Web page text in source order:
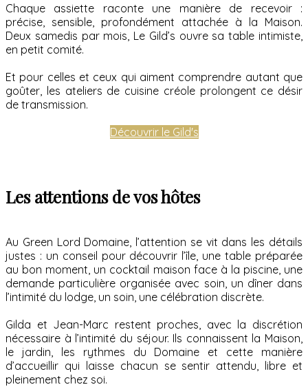
Chaque assiette raconte une manière de recevoir :
précise, sensible, profondément attachée à la Maison.
Deux samedis par mois, Le Gild’s ouvre sa table intimiste,
en petit comité.
Et pour celles et ceux qui aiment comprendre autant que
goûter, les ateliers de cuisine créole prolongent ce désir
de transmission.
Découvrir le Gild's
Les attentions de vos hôtes
Au Green Lord Domaine, l’attention se vit dans les détails
justes : un conseil pour découvrir l’île, une table préparée
au bon moment, un cocktail maison face à la piscine, une
demande particulière organisée avec soin, un dîner dans
l’intimité du lodge, un soin, une célébration discrète.
Gilda et Jean-Marc restent proches, avec la discrétion
nécessaire à l’intimité du séjour. Ils connaissent la Maison,
le jardin, les rythmes du Domaine et cette manière
d’accueillir qui laisse chacun se sentir attendu, libre et
pleinement chez soi.